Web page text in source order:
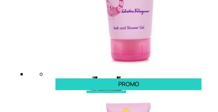
Gel
capelli
Colorazione
PROMO